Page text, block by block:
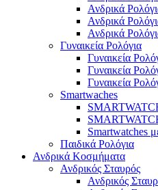
Ανδρικά
Ανδρικά
Ανδρικά
Γυναικεία Ρολόγια
Γυναικεία
Γυναικεία
Γυναικεία
Smartwaches
Smartwatches
Παιδικά Ρολόγια
Ανδρικά Κοσμήματα
Ανδρικός Σταυρός
Ανδρικός